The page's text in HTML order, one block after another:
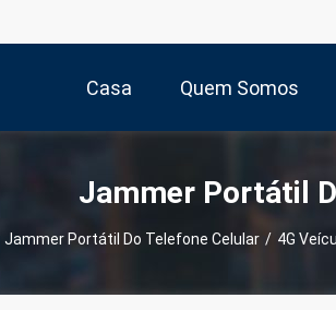
Casa Quem Somos
Jammer Portátil
Jammer Portátil Do Telefone Celular / 4G